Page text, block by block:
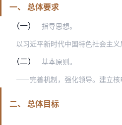
一、 总体要求
（一）
指导思想。
（二）
基本原则。
二、 总体目标